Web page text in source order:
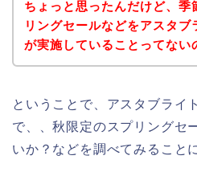
ちょっと思ったんだけど、季
リングセールなどをアスタブ
が実施していることってない
ということで、アスタブライ
で、、秋限定のスプリングセ
いか？などを調べてみること